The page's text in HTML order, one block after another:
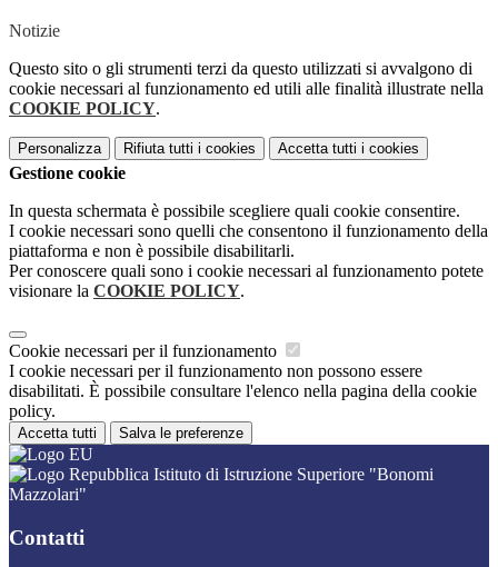
Notizie
Questo sito o gli strumenti terzi da questo utilizzati si avvalgono di
cookie necessari al funzionamento ed utili alle finalità illustrate nella
COOKIE POLICY.
Personalizza Rifiuta tutti i cookies Accetta tutti i cookies
Gestione cookie
In questa schermata è possibile scegliere quali cookie consentire.
I cookie necessari sono quelli che consentono il funzionamento della
piattaforma e non è possibile disabilitarli.
Per conoscere quali sono i cookie necessari al funzionamento potete
visionare la COOKIE POLICY.
Cookie necessari per il funzionamento
I cookie necessari per il funzionamento non possono essere
disabilitati. È possibile consultare l'elenco nella pagina della cookie
policy.
Accetta tutti Salva le preferenze
Istituto di Istruzione Superiore "Bonomi
Mazzolari"
Contatti